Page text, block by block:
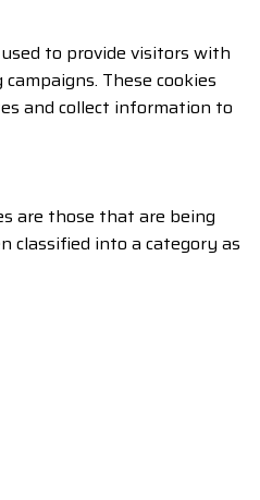
to provide visitors with
These cookies
and collect information to
are those that are being
classified into a category as